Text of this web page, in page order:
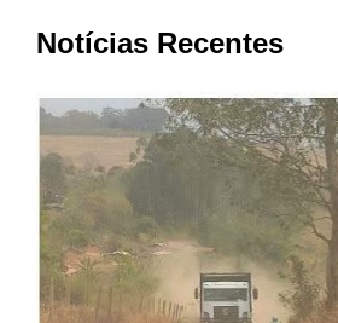
Notícias Recentes